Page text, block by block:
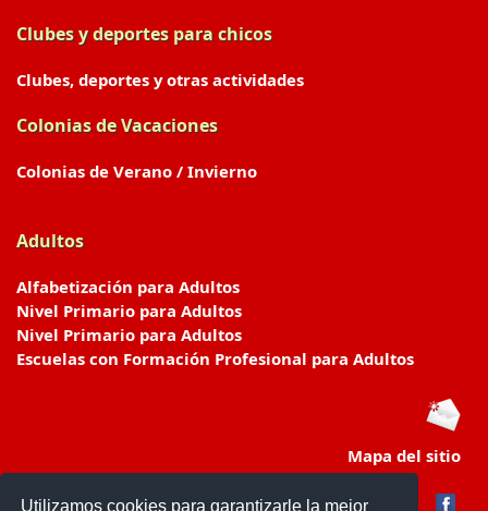
Utilizamos cookies para garantizarle la mejor
Clubes y deportes para chicos
Clubes, deportes y otras actividades
Colonias de Vacaciones
Colonias de Verano / Invierno
Adultos
Alfabetización para Adultos
Nivel Primario para Adultos
Nivel Primario para Adultos
Escuelas con Formación Profesional para Adultos
Mapa del sitio